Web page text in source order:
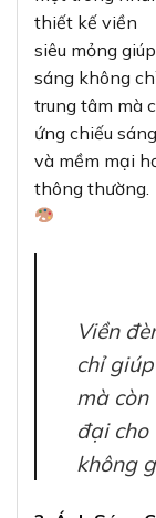
thiết kế viền
siêu mỏng
sáng không
trung tâm mà
ứng chiếu
và mềm mại
thông thường.
Viền
chỉ
mà còn
đại cho
không